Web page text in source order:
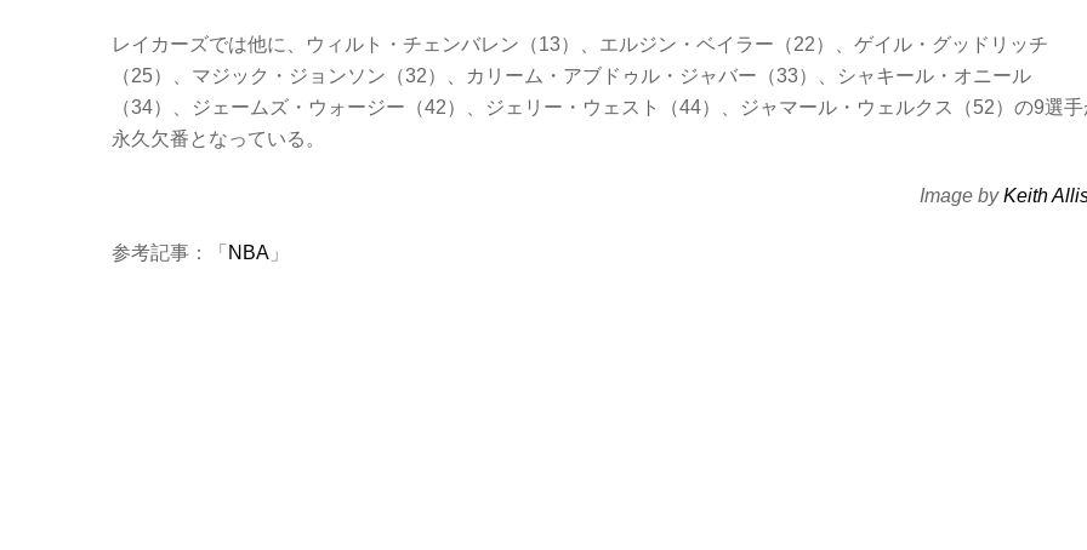
レイカーズでは他に、ウィルト・チェンバレン（13）、エルジン・ベイラー（22）、ゲイル・グッドリッチ
（25）、マジック・ジョンソン（32）、カリーム・アブドゥル・ジャバー（33）、シャキール・オニール
（34）、ジェームズ・ウォージー（42）、ジェリー・ウェスト（44）、ジャマール・ウェルクス（52）の9選手
永久欠番となっている。
Image byKeith
参考記事：「 NBA 」